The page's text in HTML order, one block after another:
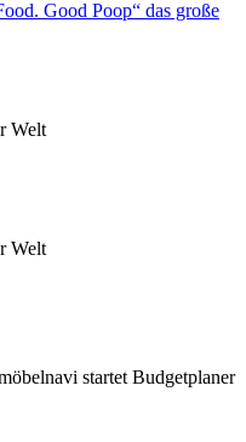
Good Poop“ das große
Welt
Welt
startet Budgetplaner